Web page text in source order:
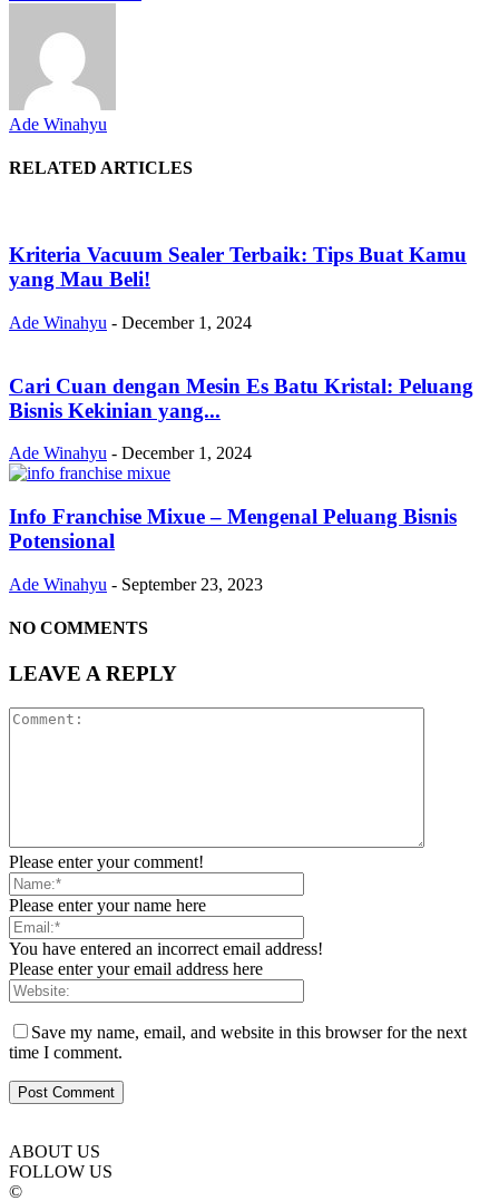
Ade Winahyu
RELATED ARTICLES
Kriteria Vacuum Sealer Terbaik: Tips Buat Kamu
yang Mau Beli!
Ade Winahyu - December 1, 2024
Cari Cuan dengan Mesin Es Batu Kristal: Peluang
Bisnis Kekinian yang...
Ade Winahyu - December 1, 2024
Info Franchise Mixue – Mengenal Peluang Bisnis
Potensional
Ade Winahyu - September 23, 2023
NO COMMENTS
LEAVE A REPLY
Please enter your comment!
Please enter your name here
You have entered an incorrect email address!
Please enter your email address here
Save my name, email, and website in this browser for the next
time I comment.
ABOUT US
FOLLOW US
©